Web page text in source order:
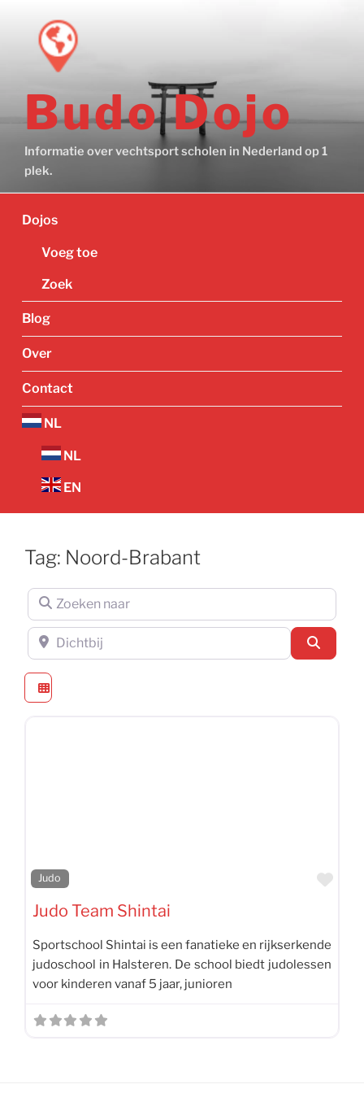
Budo Dojo
Informatie over vechtsport scholen in Nederland op 1
plek.
Dojos
Voeg toe
Zoek
Blog
Over
Contact
NL
NL
EN
Tag: Noord-Brabant
Zoeken naar
Dichtbij
Judo
Judo Team Shintai
Sportschool Shintai is een fanatieke en rijkserkende
judoschool in Halsteren. De school biedt judolessen
voor kinderen vanaf 5 jaar, junioren